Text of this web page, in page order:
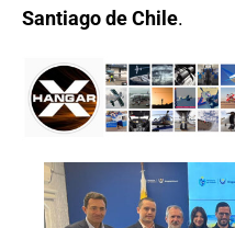
Santiago de Chile.